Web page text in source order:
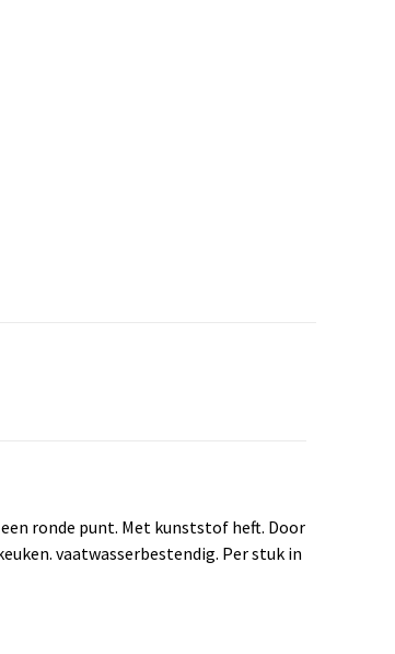
ronde punt. Met kunststof heft. Door
vaatwasserbestendig. Per stuk in